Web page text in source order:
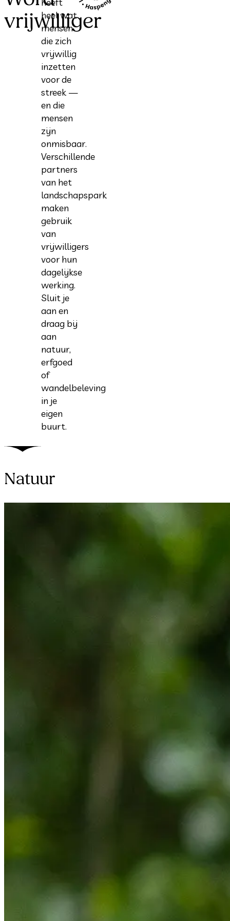
vrijwilliger
heel wat
mensen
die zich
vrijwillig
inzetten
voor de
streek —
en die
mensen
zijn
onmisbaar.
Verschillende
partners
van het
landschapspark
maken
gebruik
van
vrijwilligers
voor hun
dagelijkse
werking.
Sluit je
aan en
draag bij
aan
natuur,
erfgoed
of
wandelbeleving
in je
eigen
buurt.
Natuur